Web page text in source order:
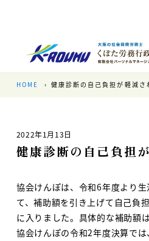
HOME 健康診断の自己負担が軽減さ
2022年1月13日
健康診断の自己負担
協会けんぽは、令和6年度より
て、補助額を引き上げて自己負
に入りました。具体的な補助額
協会けんぽの令和2年度決算で